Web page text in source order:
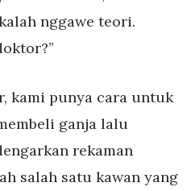
nggawe teori.
kami punya cara untuk
ganja lalu
rekaman
salah satu kawan yang